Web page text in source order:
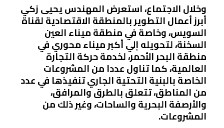
وخلال الاجتماع، استعرض المهندس يحيى زكي
أبرز أعمال التطوير بالمنطقة الاقتصادية لقناة
السويس، وخاصة في منطقة ميناء العين
السخنة، لتحويله إلي أكبر ميناء محوري في
منطقة البحر الأحمر، لخدمة حركة التجارة
العالمية، كما تناول عددا من المشروعات
الخاصة بالبنية التحتية الجاري تنفيذها في عدد
من المناطق، تتعلق بالطرق والمرافق،
والأرصفة البحرية والساحات، وغير ذلك من
المشروعات.